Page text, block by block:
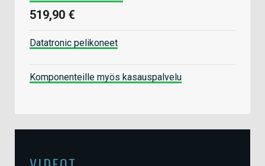
519,90 €
Datatronic pelikoneet
Komponenteille myös kasauspalvelu